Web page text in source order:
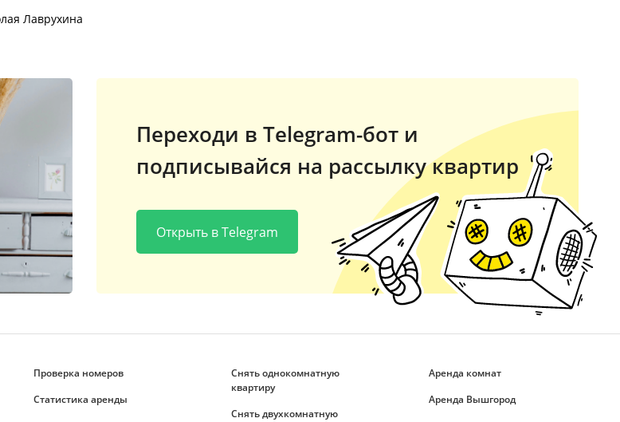
Лаврухина
Переходи в Telegram-бот и
подписывайся на рассылку квартир
Открыть в Telegram
Проверка номеров
Статистика аренды
Снять однокомнатную
квартиру
Снять двухкомнатную
Аренда комнат
Аренда Вышгород